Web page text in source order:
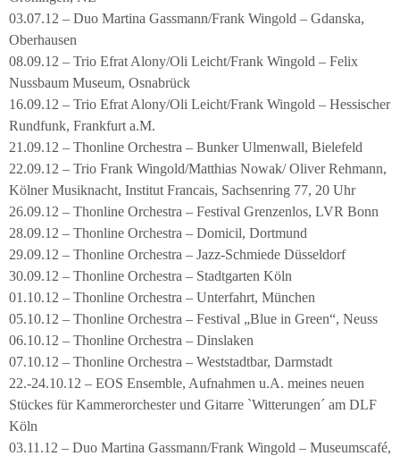
03.07.12 – Duo Martina Gassmann/Frank Wingold – Gdanska,
Oberhausen
08.09.12 – Trio Efrat Alony/Oli Leicht/Frank Wingold – Felix
Nussbaum Museum, Osnabrück
16.09.12 – Trio Efrat Alony/Oli Leicht/Frank Wingold – Hessischer
Rundfunk, Frankfurt a.M.
21.09.12 – Thonline Orchestra – Bunker Ulmenwall, Bielefeld
22.09.12 – Trio Frank Wingold/Matthias Nowak/ Oliver Rehmann,
Kölner Musiknacht, Institut Francais, Sachsenring 77, 20 Uhr
26.09.12 – Thonline Orchestra – Festival Grenzenlos, LVR Bonn
28.09.12 – Thonline Orchestra – Domicil, Dortmund
29.09.12 – Thonline Orchestra – Jazz-Schmiede Düsseldorf
30.09.12 – Thonline Orchestra – Stadtgarten Köln
01.10.12 – Thonline Orchestra – Unterfahrt, München
05.10.12 – Thonline Orchestra – Festival „Blue in Green“, Neuss
06.10.12 – Thonline Orchestra – Dinslaken
07.10.12 – Thonline Orchestra – Weststadtbar, Darmstadt
22.-24.10.12 – EOS Ensemble, Aufnahmen u.A. meines neuen
Stückes für Kammerorchester und Gitarre `Witterungen´ am DLF
Köln
03.11.12 – Duo Martina Gassmann/Frank Wingold – Museumscafé,